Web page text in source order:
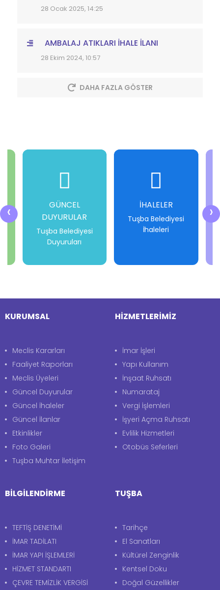
28 Ocak 2025, 14:25
AMBALAJ ATIKLARI İHALE İLANI
28 Ekim 2024, 10:57
DAHA FAZLA GÖSTER
‹ ›
GÜNCEL
DUYURULAR
Tuşba Belediyesi
Duyuruları
-
İHALELER
Tuşba Belediyesi
İhaleleri
KURUMSAL
Meclis Kararları
Faaliyet Raporları
Meclis Üyeleri
Güncel Duyurular
Güncel İhaleler
Güncel İlanlar
Etkinlikler
Foto Galeri
Tuşba Muhtar İletişim
HİZMETLERİMİZ
İmar İşleri
Yapı Kullanım
İnşaat Ruhsatı
Numarataj
Vergi İşlemleri
İşyeri Açma Ruhsatı
Evlilik Hizmetleri
Otobüs Seferleri
BİLGİLENDİRME
TEFTİŞ DENETİMİ
İMAR TADİLATI
İMAR YAPI İŞLEMLERİ
HİZMET STANDARTI
ÇEVRE TEMİZLİK VERGİSİ
TUŞBA
Tarihçe
El Sanatları
Kültürel Zenginlik
Kentsel Doku
Doğal Güzellikler